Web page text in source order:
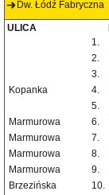
Dw. Łódź Fabryczna
ULICA
1.
2.
3.
Kopanka
4.
5.
Marmurowa
6.
Marmurowa
7.
Marmurowa
8.
Marmurowa
9.
Brzezińska
10.